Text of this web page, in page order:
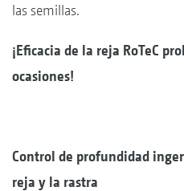
las semillas.
¡Eficacia de la reja RoTeC
ocasiones!
Control de profundidad
reja y la rastra